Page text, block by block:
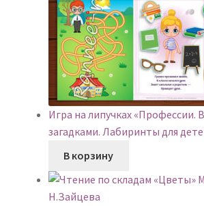
Игра на липучках «Профессии.
загадками. Лабиринты для
В корзину